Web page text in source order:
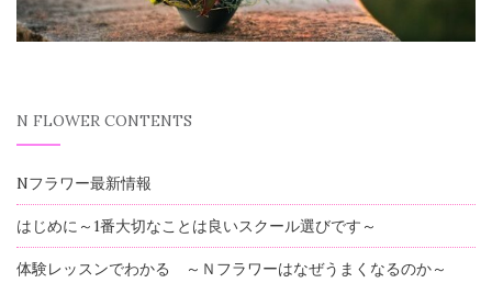
N FLOWER CONTENTS
Nフラワー最新情報
はじめに～1番大切なことは良いスクール選びです～
体験レッスンでわかる ～Ｎフラワーはなぜうまくなるのか～